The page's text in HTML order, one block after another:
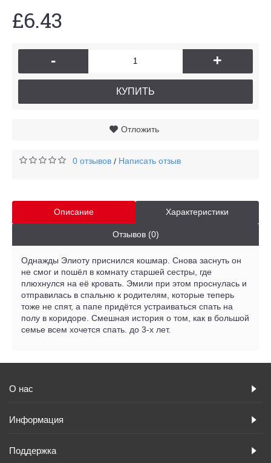
£6.43
- +
КУПИТЬ
Отложить
0 отзывов / Написать отзыв
Описание Характеристики
Отзывов (0)
Однажды Элиоту приснился кошмар. Снова заснуть он
не смог и пошёл в комнату старшей сестры, где
плюхнулся на её кровать. Эмили при этом проснулась и
отправилась в спальню к родителям, которые теперь
тоже не спят, а папе придётся устраиваться спать на
полу в коридоре. Смешная история о том, как в большой
семье всем хочется спать. до 3-х лет.
О нас
Информация
Поддержка